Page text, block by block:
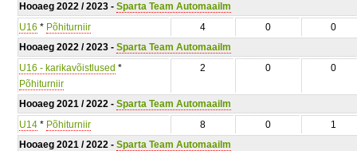
Hooaeg 2022 / 2023 - Sparta Team Automaailm
U16 * Põhiturniir 4 0
0
Hooaeg 2022 / 2023 - Sparta Team Automaailm
U16 - karikavõistlused *
Põhiturniir
2 0 0
Hooaeg 2021 / 2022 - Sparta Team Automaailm
U14 * Põhiturniir 8 0
1
Hooaeg 2021 / 2022 - Sparta Team Automaailm